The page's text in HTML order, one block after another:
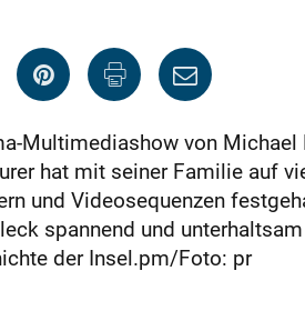
Multimediashow von Michael
hat mit seiner Familie auf
und Videosequenzen
spannend und
der Insel.pm/Foto: pr